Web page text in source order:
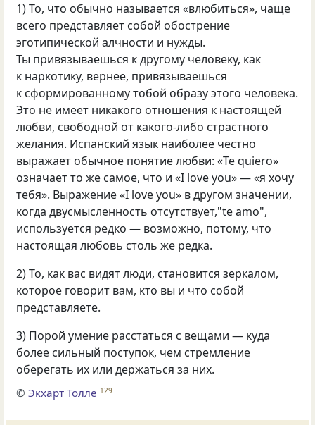
1) То, что обычно называется «влюбиться», чаще
всего представляет собой обострение
эготипической алчности и нужды.
Ты привязываешься к другому человеку, как
к наркотику, вернее, привязываешься
к сформированному тобой образу этого человека.
Это не имеет никакого отношения к настоящей
любви, свободной от какого-либо страстного
желания. Испанский язык наиболее честно
выражает обычное понятие любви: «Te quiero»
означает то же самое, что и «I love you» — «я хочу
тебя». Выражение«I love you» в другом значении,
когда двусмысленность отсутствует,"te amo",
используется редко — возможно, потому, что
настоящая любовь столь же редка.
2) То, как вас видят люди, становится зеркалом,
которое говорит вам, кто вы и что собой
представляете.
3) Порой умение расстаться с вещами — куда
более сильный поступок, чем стремление
оберегать их или держаться за них.
©Экхарт Толле 129